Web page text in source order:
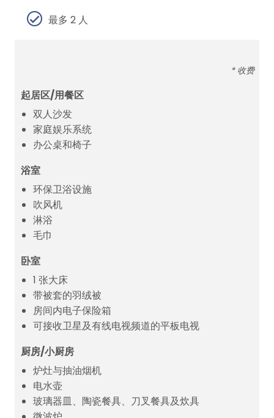
最多 2 人
* 收费
起居区/用餐区
双人沙发
家庭娱乐系统
办公桌和椅子
浴室
环保卫浴设施
吹风机
淋浴
毛巾
卧室
1 张大床
带被套的羽绒被
房间内电子保险箱
可接收卫星及有线电视频道的平板电视
厨房/小厨房
炉灶与抽油烟机
电水壶
玻璃器皿、陶瓷餐具、刀叉餐具及炊具